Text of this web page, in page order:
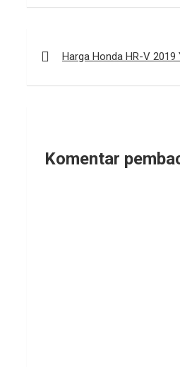
pos
Harga Honda HR-V 2019
Komentar